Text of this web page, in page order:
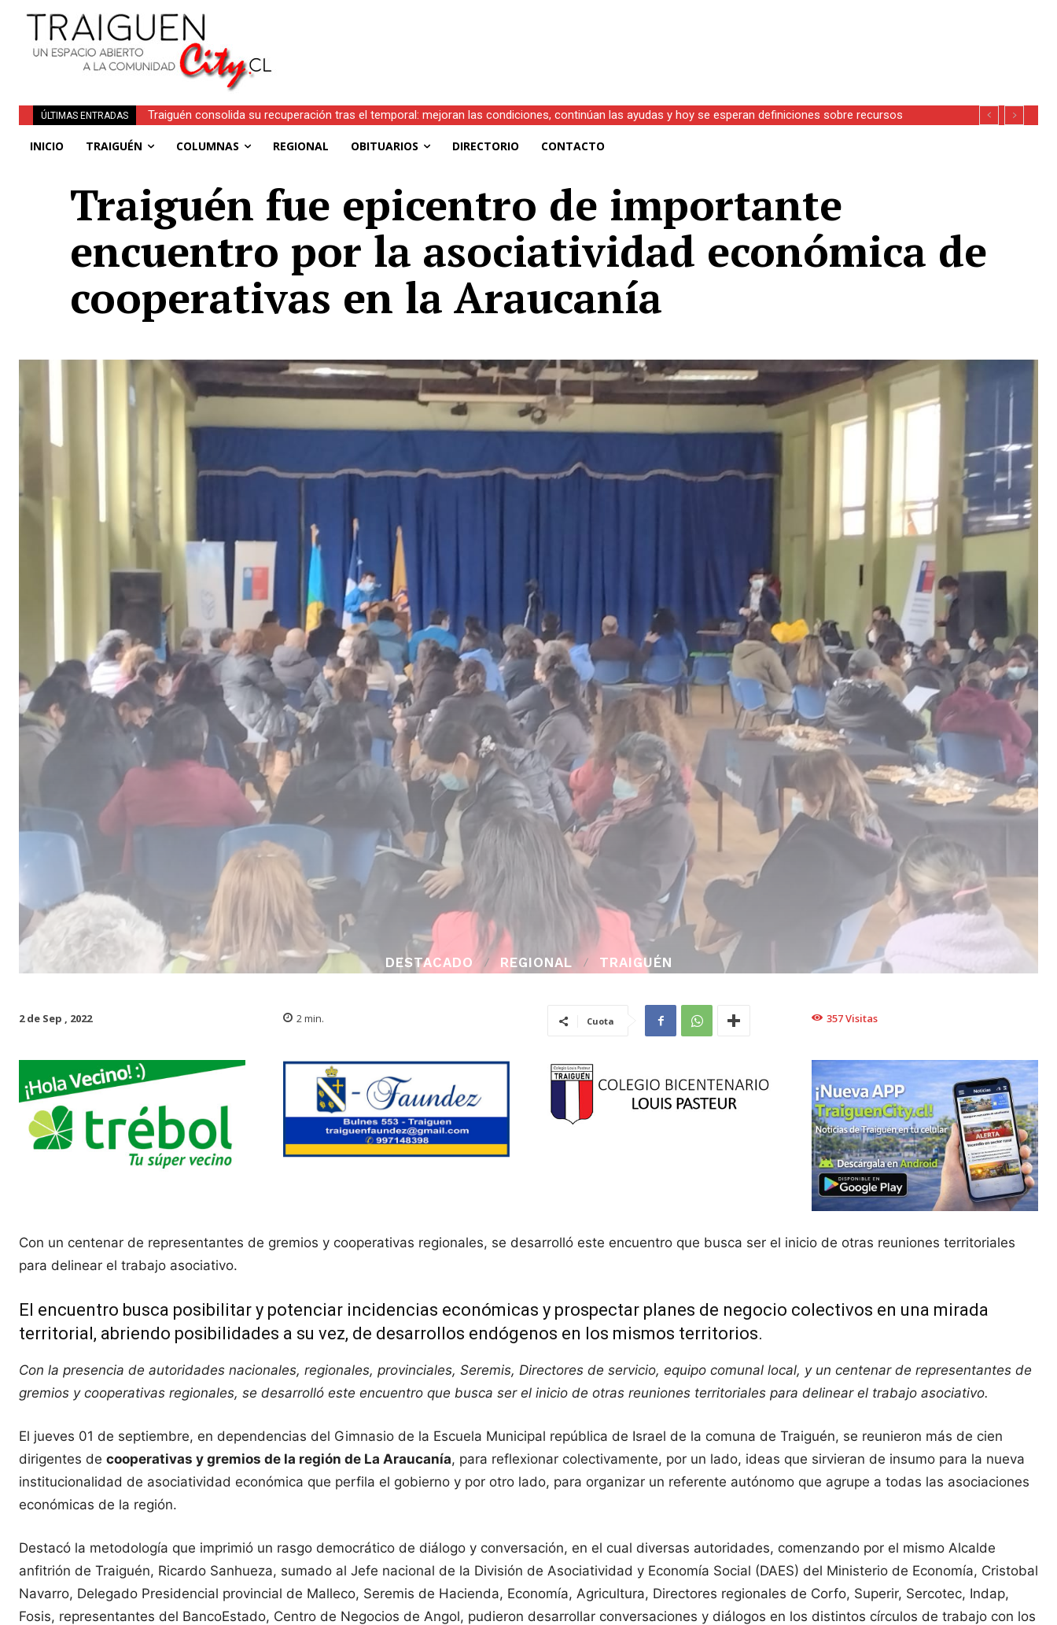
ÚLTIMAS ENTRADAS
Traiguén consolida su recuperación tras el temporal: mejoran las condiciones, continúan las ayudas y hoy se esperan definiciones sobre recursos
Obituario | Inés Faundez Linero (Q.E.P.D.)
INICIO TRAIGUÉN COLUMNAS REGIONAL OBITUARIOS DIRECTORIO CONTACTO
Traiguén fue epicentro de importante
encuentro por la asociatividad económica de
cooperativas en la Araucanía
DESTACADO REGIONAL TRAIGUÉN
2 de Sep , 2022 2 min. Cuota 357Visitas
Con un centenar de representantes de gremios y cooperativas regionales, se desarrolló este encuentro que busca ser el inicio de otras reuniones territoriales
para delinear el trabajo asociativo.
El encuentro busca posibilitar y potenciar incidencias económicas y prospectar planes de negocio colectivos en una mirada
territorial, abriendo posibilidades a su vez, de desarrollos endógenos en los mismos territorios.
Con la presencia de autoridades nacionales, regionales, provinciales, Seremis, Directores de servicio, equipo comunal local, y un centenar de representantes de
gremios y cooperativas regionales, se desarrolló este encuentro que busca ser el inicio de otras reuniones territoriales para delinear el trabajo asociativo.
El jueves 01 de septiembre, en dependencias del Gimnasio de la Escuela Municipal república de Israel de la comuna de Traiguén, se reunieron más de cien
dirigentes de cooperativas y gremios de la región de La Araucanía, para reflexionar colectivamente, por un lado, ideas que sirvieran de insumo para la nueva
institucionalidad de asociatividad económica que perfila el gobierno y por otro lado, para organizar un referente autónomo que agrupe a todas las asociaciones
económicas de la región.
Destacó la metodología que imprimió un rasgo democrático de diálogo y conversación, en el cual diversas autoridades, comenzando por el mismo Alcalde
anfitrión de Traiguén, Ricardo Sanhueza, sumado al Jefe nacional de la División de Asociatividad y Economía Social (DAES) del Ministerio de Economía, Cristobal
Navarro, Delegado Presidencial provincial de Malleco, Seremis de Hacienda, Economía, Agricultura, Directores regionales de Corfo, Superir, Sercotec, Indap,
Fosis, representantes del BancoEstado, Centro de Negocios de Angol, pudieron desarrollar conversaciones y diálogos en los distintos círculos de trabajo con los